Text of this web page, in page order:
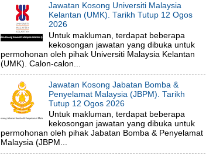
Jawatan Kosong Universiti Malaysia
Kelantan (UMK). Tarikh Tutup 12 Ogos
2026
Untuk makluman, terdapat beberapa
kekosongan jawatan yang dibuka untuk
permohonan oleh pihak Universiti Malaysia Kelantan
(UMK). Calon-calon...
Jawatan Kosong Jabatan Bomba &
Penyelamat Malaysia (JBPM). Tarikh
Tutup 12 Ogos 2026
Untuk makluman, terdapat beberapa
kekosongan jawatan yang dibuka untuk
permohonan oleh pihak Jabatan Bomba & Penyelamat
Malaysia (JBPM...